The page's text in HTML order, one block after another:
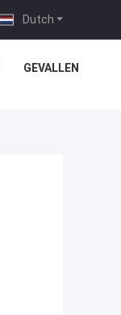
Dutch
GEVALLEN